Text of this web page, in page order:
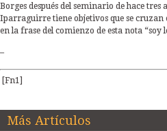
Borges después del seminario de hace
Iparraguirre tiene objetivos que se cruzan
en la frase del comienzo de esta nota “soy
–
[Fn1]
Más Artículos